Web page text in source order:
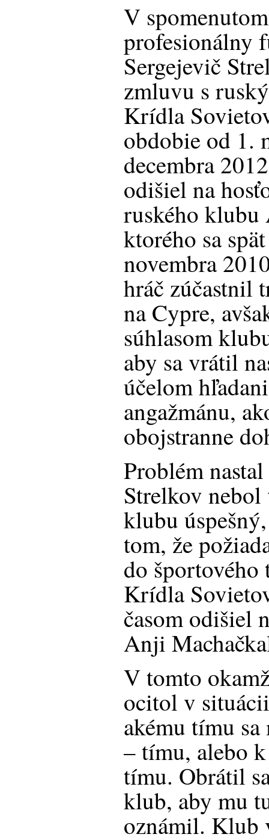
V
profesionálny
Sergejevič
zmluvu s
Krídla
obdobie od 1.
decembra
odišiel na
ruského klubu
ktorého sa
novembra
hráč zúčastnil
na Cypre,
súhlasom
aby sa vrátil
účelom
angažmánu,
obojstranne
Problém
Strelkov
klubu
tom, že
do športového
Krídla
časom odišiel
Anji
V tomto
ocitol v
akému tímu
– tímu, alebo
tímu. Obrátil
klub, aby mu
oznámil. Klub